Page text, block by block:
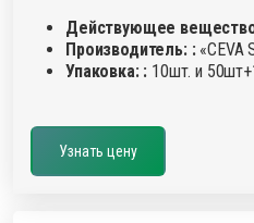
Действующее
Производитель: :«CEVA
Упаковка: : 10шт. и
Узнать цену